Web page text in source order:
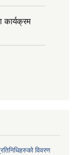
विवरण